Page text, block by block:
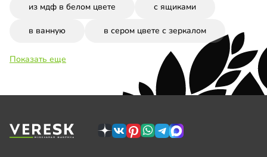
из мдф в белом цвете с ящиками
в ванную в сером цвете с зеркалом
Показать еще